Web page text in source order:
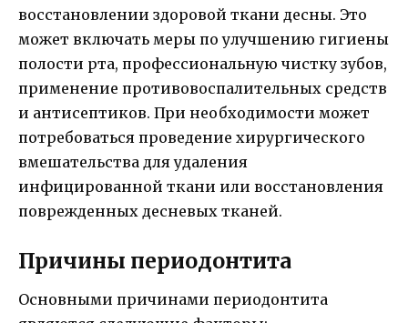
восстановлении здоровой ткани десны. Это
может включать меры по улучшению гигиены
полости рта, профессиональную чистку зубов,
применение противовоспалительных средств
и антисептиков. При необходимости может
потребоваться проведение хирургического
вмешательства для удаления
инфицированной ткани или восстановления
поврежденных десневых тканей.
Причины периодонтита
Основными причинами периодонтита